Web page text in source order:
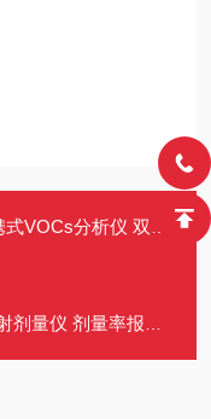
双枪FID+PID 石化/环保行业
率报警 存储2000组数据